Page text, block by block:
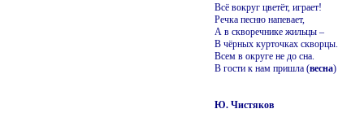
Всё вокруг цветёт, играет!
Речка песню напевает,
А в скворечнике жильцы –
В чёрных курточках скворцы.
Всем в округе не до сна.
В гости к нам пришла (весна)
Ю. Чистяков